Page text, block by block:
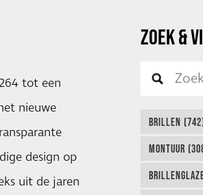
tot een
nieuwe
design op
uit de jaren
ZOEK &
BRILLEN
MONTUUR